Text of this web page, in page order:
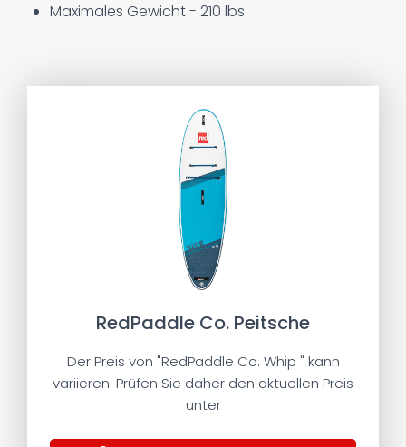
Maximales Gewicht - 210 lbs
RedPaddle Co. Peitsche
Der Preis von "RedPaddle Co. Whip " kann
variieren. Prüfen Sie daher den aktuellen Preis
unter